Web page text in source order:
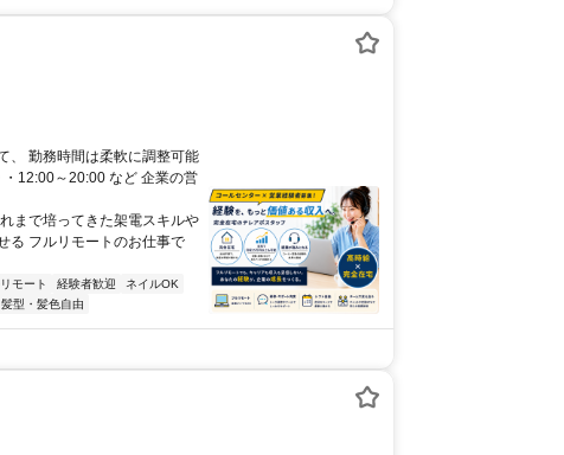
、 勤務時間は柔軟に調整可能
12:00～20:00 など 企業の営
まで培ってきた架電スキルや
る フルリモートのお仕事で
モート 経験者歓迎
ネイルOK
髪型・髪色自由